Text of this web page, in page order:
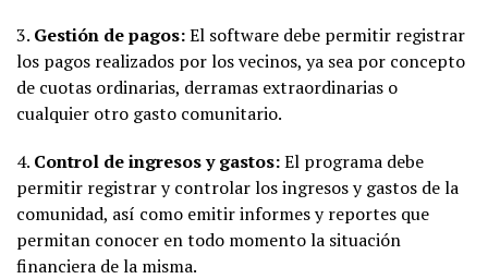
3. Gestión de pagos:El software debe permitir registrar
los pagos realizados por los vecinos, ya sea por concepto
de cuotas ordinarias, derramas extraordinarias o
cualquier otro gasto comunitario.
4. Control de ingresos y gastos:El programa debe
permitir registrar y controlar los ingresos y gastos de la
comunidad, así como emitir informes y reportes que
permitan conocer en todo momento la situación
financiera de la misma.